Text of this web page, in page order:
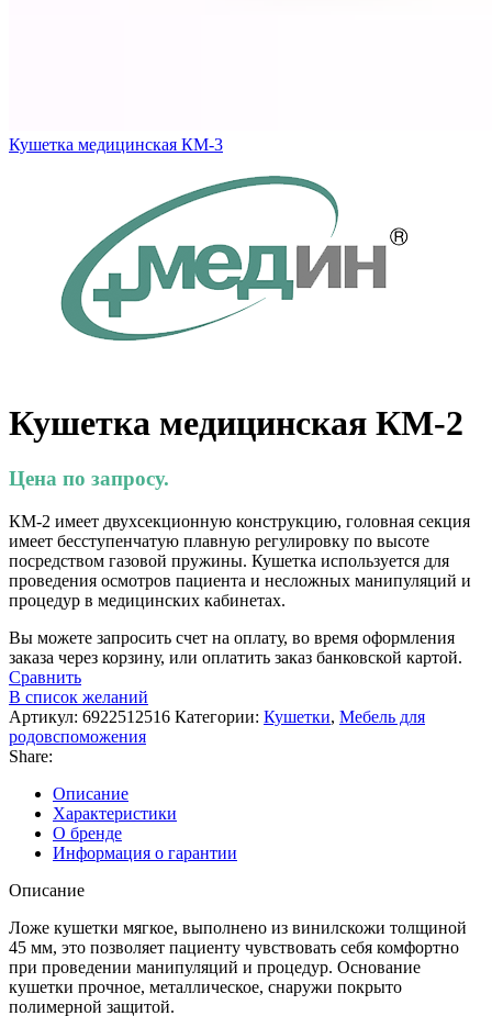
Кушетка медицинская КМ-3
Кушетка медицинская КМ-2
Цена по запросу.
КМ-2 имеет двухсекционную конструкцию, головная секция
имеет бесступенчатую плавную регулировку по высоте
посредством газовой пружины. Кушетка используется для
проведения осмотров пациента и несложных манипуляций и
процедур в медицинских кабинетах.
Вы можете запросить счет на оплату, во время оформления
заказа через корзину, или оплатить заказ банковской картой.
Сравнить
В список желаний
Артикул: 6922512516 Категории: Кушетки, Мебель для
родовспоможения
Share:
Описание
Характеристики
О бренде
Информация о гарантии
Описание
Ложе кушетки мягкое, выполнено из винилскожи толщиной
45 мм, это позволяет пациенту чувствовать себя комфортно
при проведении манипуляций и процедур. Основание
кушетки прочное, металлическое, снаружи покрыто
полимерной защитой.